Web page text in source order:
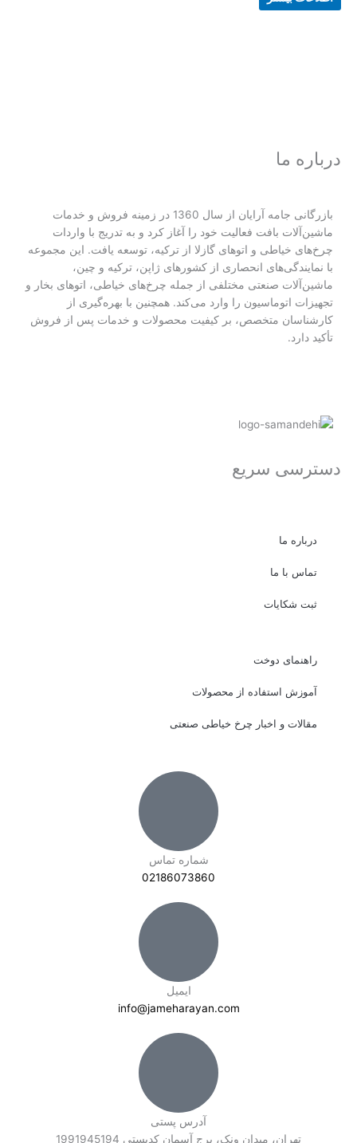
درباره ما
بازرگانی جامه آرایان از سال 1360 در زمینه فروش و خدمات
ماشین‌آلات بافت فعالیت خود را آغاز کرد و به تدریج با واردات
چرخ‌های خیاطی و اتوهای گازلا از ترکیه، توسعه یافت. این مجموعه
با نمایندگی‌های انحصاری از کشورهای ژاپن، ترکیه و چین،
ماشین‌آلات صنعتی مختلفی از جمله چرخ‌های خیاطی، اتوهای بخار و
تجهیزات اتوماسیون را وارد می‌کند. همچنین با بهره‌گیری از
کارشناسان متخصص، بر کیفیت محصولات و خدمات پس از فروش
تأکید دارد.
دسترسی سریع
درباره ما
تماس با ما
ثبت شکایات
راهنمای دوخت
آموزش استفاده از محصولات
مقالات و اخبار چرخ خیاطی صنعتی
شماره تماس
02186073860
ایمیل
info@jameharayan.com
آدرس پستی
تهران، میدان ونک، برج آسمان کدپستی 1991945194